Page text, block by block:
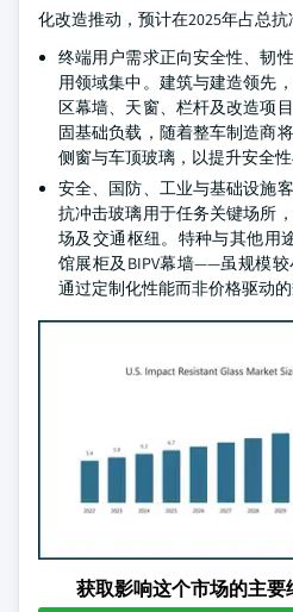
化改造推动，预计在2025年占总抗
终端用户需求正向安全性、韧
用领域集中。建筑与建造领先
区幕墙、天窗、栏杆及改造项
固基础负载，随着整车制造商
侧窗与车顶玻璃，以提升安全性
安全、国防、工业与基础设施
抗冲击玻璃用于任务关键场所
场及交通枢纽。特种与其他用
馆展柜及BIPV幕墙——虽规模
通过定制化性能而非价格驱动的
获取影响这个市场的主